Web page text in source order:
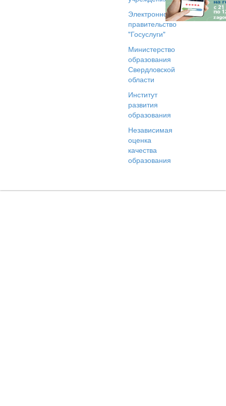
Электронное
правительство
"Госуслуги"
Министерство
образования
Свердловской
области
Институт
развития
образования
Независимая
оценка
качества
образования